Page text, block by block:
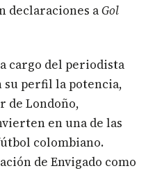
declaraciones aGol
cargo del periodista
su perfil la potencia,
de Londoño,
en una de las
colombiano.
de Envigado como